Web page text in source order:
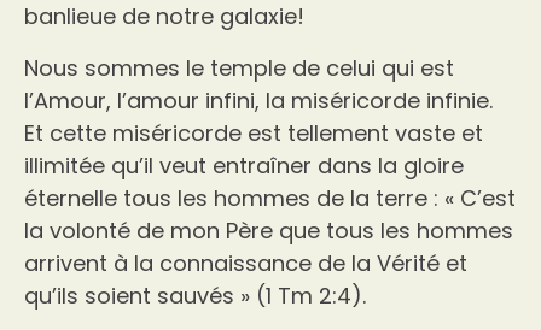
banlieue de notre galaxie!
Nous sommes le temple de celui qui est
l’Amour, l’amour infini, la miséricorde infinie.
Et cette miséricorde est tellement vaste et
illimitée qu’il veut entraîner dans la gloire
éternelle tous les hommes de la terre : « C’est
la volonté de mon Père que tous les hommes
arrivent à la connaissance de la Vérité et
qu’ils soient sauvés » (1 Tm 2:4).